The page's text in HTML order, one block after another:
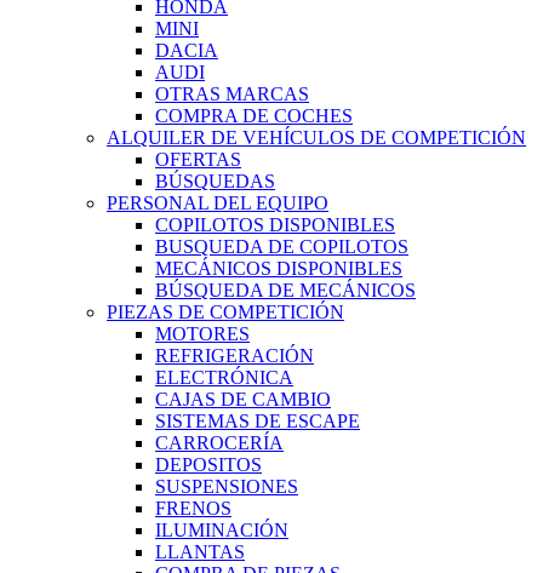
HONDA
MINI
DACIA
AUDI
OTRAS MARCAS
COMPRA DE COCHES
ALQUILER DE VEHÍCULOS DE COMPETICIÓN
OFERTAS
BÚSQUEDAS
PERSONAL DEL EQUIPO
COPILOTOS DISPONIBLES
BUSQUEDA DE COPILOTOS
MECÁNICOS DISPONIBLES
BÚSQUEDA DE MECÁNICOS
PIEZAS DE COMPETICIÓN
MOTORES
REFRIGERACIÓN
ELECTRÓNICA
CAJAS DE CAMBIO
SISTEMAS DE ESCAPE
CARROCERÍA
DEPOSITOS
SUSPENSIONES
FRENOS
ILUMINACIÓN
LLANTAS